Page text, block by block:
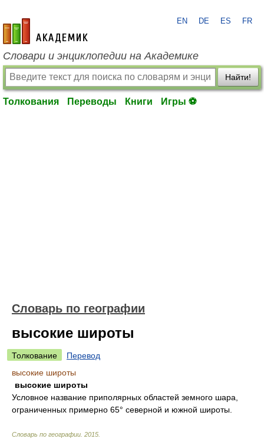
academic.ru
EN DE ES FR
Словари и энциклопедии на Академике
Найти!
Толкования Переводы Книги Игры ⚽
Словарь по географии
высокие широты
Толкование
Перевод
высокие широты
высокие широты
Условное название приполярных областей земного шара,
ограниченных примерно 65° северной и южной широты.
Словарь по географии 2015